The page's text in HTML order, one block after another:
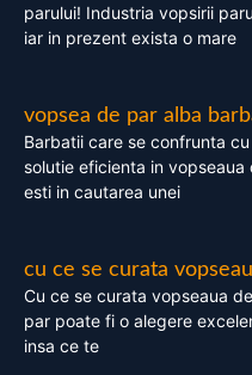
parului! Industria vopsirii
iar in prezent exista o mare
vopsea de par alba
Barbatii care se confrunta
solutie eficienta in
esti in cautarea unei
cu ce se curata
Cu ce se curata vopseaua
par poate fi o alegere
insa ce te